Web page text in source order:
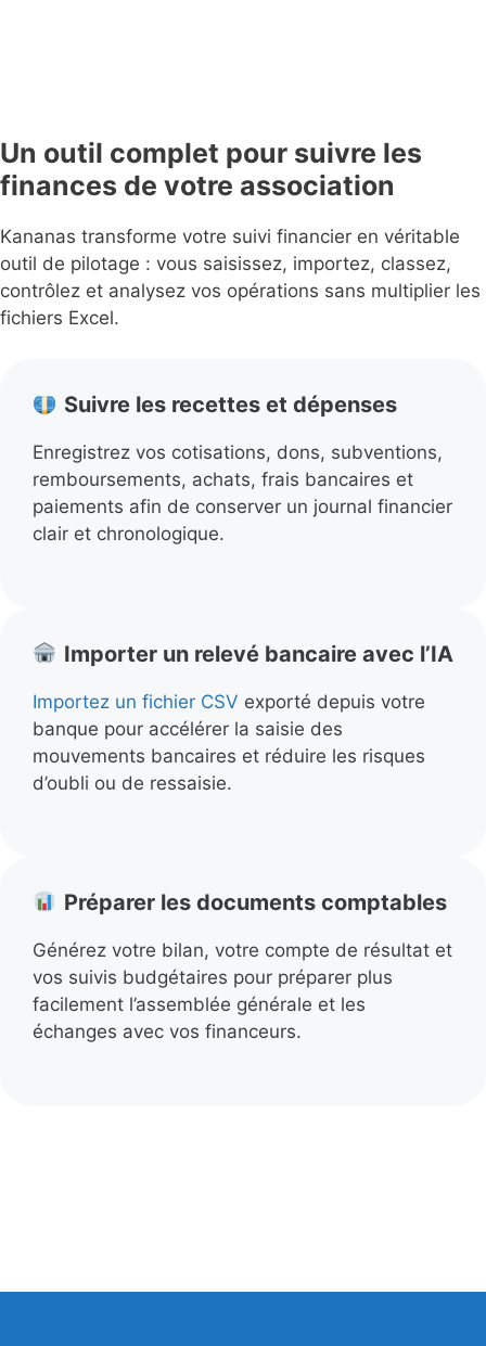
Un outil complet pour suivre les
finances de votre association
Kananas transforme votre suivi financier en véritable
outil de pilotage : vous saisissez, importez, classez,
contrôlez et analysez vos opérations sans multiplier les
fichiers Excel.
Suivre les recettes et dépenses
Enregistrez vos cotisations, dons, subventions,
remboursements, achats, frais bancaires et
paiements afin de conserver un journal financier
clair et chronologique.
Importer un relevé bancaire avec l’IA
Importez un fichier CSV exporté depuis votre
banque pour accélérer la saisie des
mouvements bancaires et réduire les risques
d’oubli ou de ressaisie.
Préparer les documents comptables
Générez votre bilan, votre compte de résultat et
vos suivis budgétaires pour préparer plus
facilement l’assemblée générale et les
échanges avec vos financeurs.